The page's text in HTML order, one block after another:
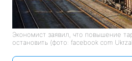
Экономист заявил, что повышение
остановить (фото: facebook com